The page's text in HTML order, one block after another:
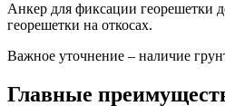
Анкер для фиксации георешетки
георешетки на откосах.
Важное уточнение – наличие
Главные